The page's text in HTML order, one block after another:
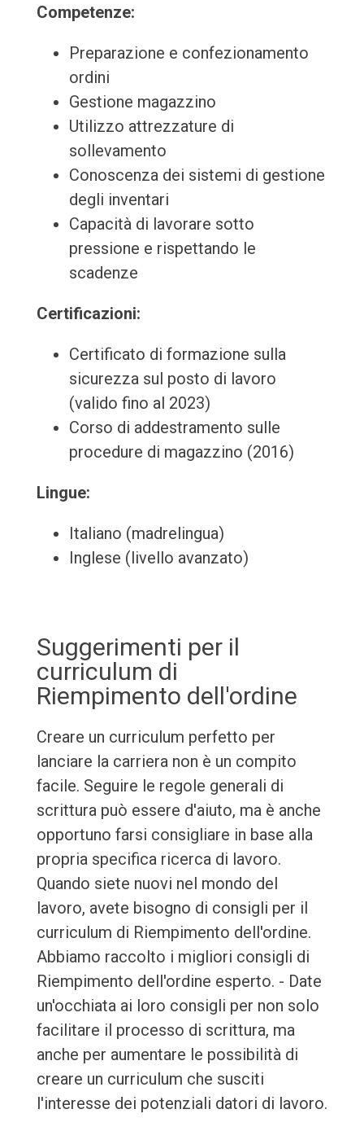
Competenze:
Preparazione e confezionamento
ordini
Gestione magazzino
Utilizzo attrezzature di
sollevamento
Conoscenza dei sistemi di gestione
degli inventari
Capacità di lavorare sotto
pressione e rispettando le
scadenze
Certificazioni:
Certificato di formazione sulla
sicurezza sul posto di lavoro
(valido fino al 2023)
Corso di addestramento sulle
procedure di magazzino (2016)
Lingue:
Italiano (madrelingua)
Inglese (livello avanzato)
Suggerimenti per il
curriculum di
Riempimento dell'ordine
Creare un curriculum perfetto per
lanciare la carriera non è un compito
facile. Seguire le regole generali di
scrittura può essere d'aiuto, ma è anche
opportuno farsi consigliare in base alla
propria specifica ricerca di lavoro.
Quando siete nuovi nel mondo del
lavoro, avete bisogno di consigli per il
curriculum di Riempimento dell'ordine.
Abbiamo raccolto i migliori consigli di
Riempimento dell'ordine esperto. - Date
un'occhiata ai loro consigli per non solo
facilitare il processo di scrittura, ma
anche per aumentare le possibilità di
creare un curriculum che susciti
l'interesse dei potenziali datori di lavoro.